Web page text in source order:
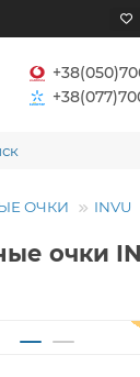
ОЧКИ INVU
очки